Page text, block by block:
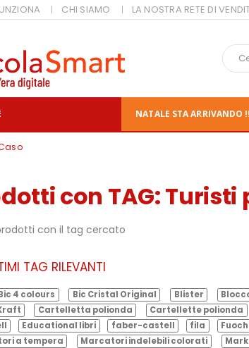
CHI SIAMO LA NOSTRA RETE DI
NATALE STA ARRIVANDO
con TAG: Turisti
con il tag cercato
TAG RILEVANTI
4 colours Bic Cristal Original Blister
Cartelletta polionda Cartellette polionda
Educational libri faber-castell fila
a tempera
Marcatori indelebili colorati